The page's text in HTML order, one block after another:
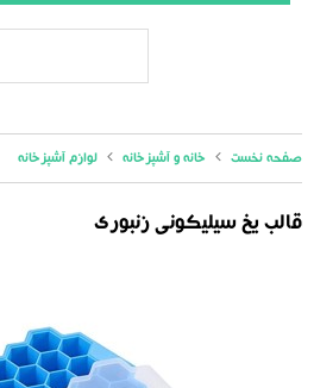
صفحه نخست خانه و آشپزخانه لوازم آشپزخانه
قالب یخ سیلیکونی زنبوری